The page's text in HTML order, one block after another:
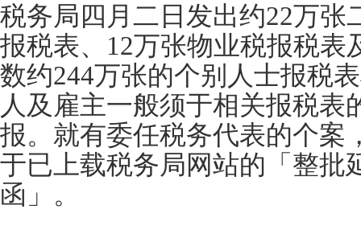
税务局四月二日发出约22万张
报税表、12万张物业税报税表
数约244万张的个别人士报税
人及雇主一般须于相关报税表
报。就有委任税务代表的个案
于已上载税务局网站的「整批
函」。